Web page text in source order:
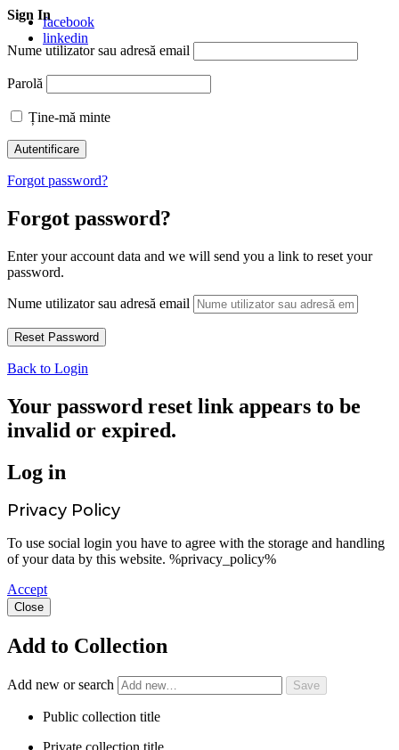
facebook
linkedin
Sign In
Nume utilizator sau adresă email
Parolă
Ține-mă minte
Forgot password?
Forgot password?
Enter your account data and we will send you a link to reset your
password.
Nume utilizator sau adresă email
Back to Login
Your password reset link appears to be
invalid or expired.
Log in
Privacy Policy
To use social login you have to agree with the storage and handling
of your data by this website. %privacy_policy%
Accept
Close
Add to Collection
Add new or search
Public collection title
Private collection title